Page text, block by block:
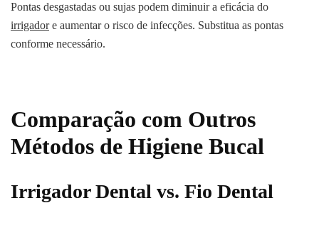
Pontas desgastadas ou sujas podem diminuir a eficácia do
irrigadore aumentar o risco de infecções. Substitua as pontas
conforme necessário.
Comparação com Outros
Métodos de Higiene Bucal
Irrigador Dental vs. Fio Dental